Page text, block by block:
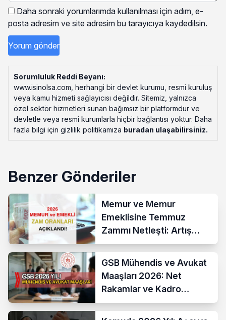
Daha sonraki yorumlarımda kullanılması için adım, e-
posta adresim ve site adresim bu tarayıcıya kaydedilsin.
Sorumluluk Reddi Beyanı:
www.isinolsa.com, herhangi bir devlet kurumu, resmi kuruluş
veya kamu hizmeti sağlayıcısı değildir. Sitemiz, yalnızca
özel sektör hizmetleri sunan bağımsız bir platformdur ve
devletle veya resmi kurumlarla hiçbir bağlantısı yoktur. Daha
fazla bilgi için gizlilik politikamıza buradan ulaşabilirsiniz.
Benzer Gönderiler
Memur ve Memur
Emeklisine Temmuz
Zammı Netleşti: Artış
Yüzde 13,52 Oldu
GSB Mühendis ve Avukat
Maaşları 2026: Net
Rakamlar ve Kadro
Karşılaştırması